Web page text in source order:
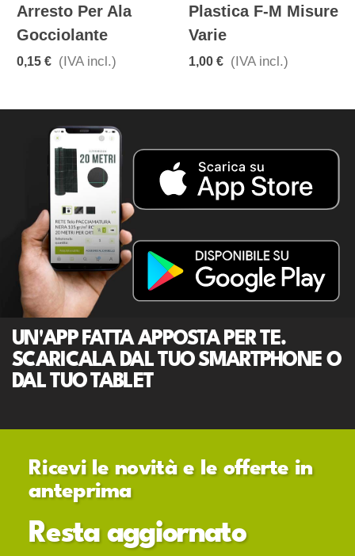
Arresto Per Ala
Gocciolante
0,15 € (IVA incl.)
Plastica F-M Misure
Varie
1,00 € (IVA incl.)
UN'APP FATTA APPOSTA PER TE.
SCARICALA DAL TUO SMARTPHONE O
DAL TUO TABLET
Ricevi le novità e le offerte in
anteprima
Resta aggiornato